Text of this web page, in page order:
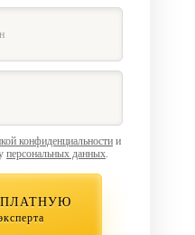
конфиденциальности и
персональных данных